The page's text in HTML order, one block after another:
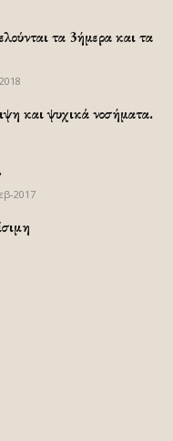
τα 3ήμερα και τα
και ψυχικά νοσήματα.
2017